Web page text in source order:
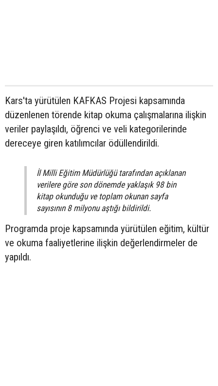
Kars'ta yürütülen KAFKAS Projesi kapsamında
düzenlenen törende kitap okuma çalışmalarına ilişkin
veriler paylaşıldı, öğrenci ve veli kategorilerinde
dereceye giren katılımcılar ödüllendirildi.
İl Milli Eğitim Müdürlüğü tarafından açıklanan
verilere göre son dönemde yaklaşık 98 bin
kitap okunduğu ve toplam okunan sayfa
sayısının 8 milyonu aştığı bildirildi.
Programda proje kapsamında yürütülen eğitim, kültür
ve okuma faaliyetlerine ilişkin değerlendirmeler de
yapıldı.